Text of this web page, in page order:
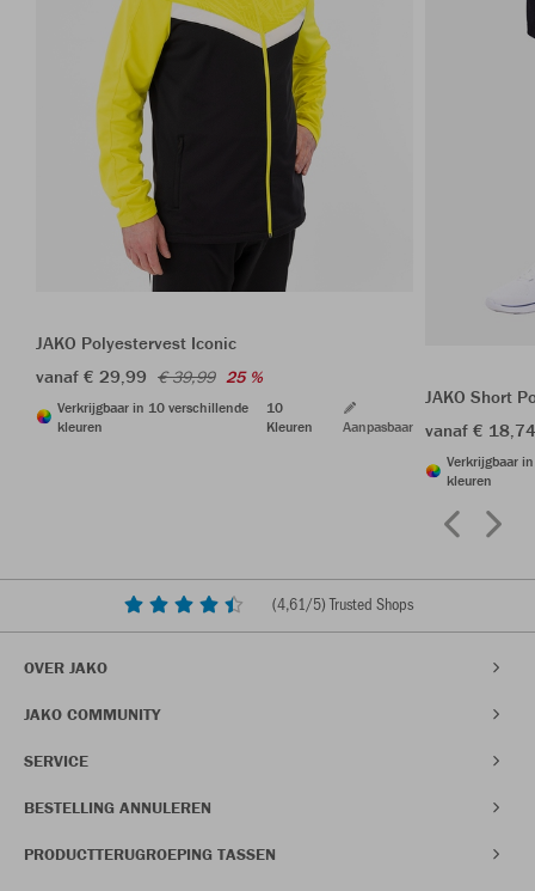
JAKO Polyestervest Iconic
vanaf € 29,99 € 39,99 25 %
Verkrijgbaar in 10 verschillende
kleuren
10
Kleuren
Aanpasbaar
JAKO Short
vanaf €
Verkrijgbaar
kleuren
(4,61/5) Trusted Shops
OVER JAKO
JAKO COMMUNITY
SERVICE
BESTELLING ANNULEREN
PRODUCTTERUGROEPING TASSEN